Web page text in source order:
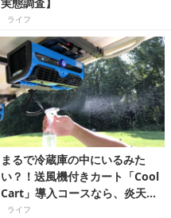
ライフ
まるで冷蔵庫の中にいるみた
い？！送風機付きカート「Cool
Cart」導入コースなら、炎天下
のラウンドも快適に♪
ライフ